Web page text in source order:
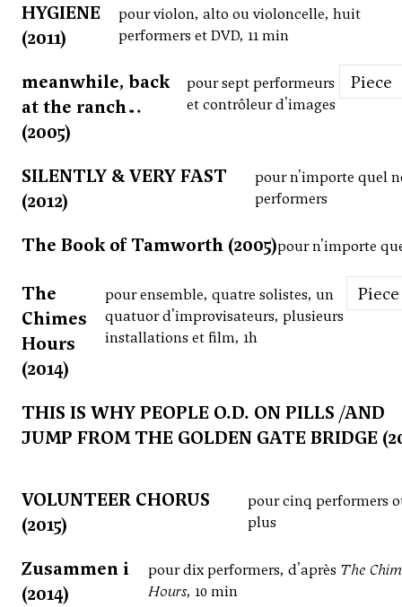
HYGIENE
(2011)
pour violon, alto ou violoncelle, huit
performers et DVD, 11 min
meanwhile, back
at the ranch…
(2005)
pour sept performeurs
et contrôleur d'images
Piece
SILENTLY & VERY FAST
(2012)
pour n'importe quel
performers
The Book of Tamworth (2005)pour n'importe
The
Chimes
Hours
(2014)
pour ensemble, quatre solistes, un
quatuor d'improvisateurs, plusieurs
installations et film, 1h
Piece
THIS IS WHY PEOPLE O.D. ON PILLS /AND
JUMP FROM THE GOLDEN GATE BRIDGE
VOLUNTEER CHORUS
(2015)
pour cinq performers
plus
Zusammen i
(2014)
pour dix performers, d'après The
Hours, 10 min